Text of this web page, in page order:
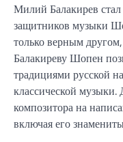
Милий Балакирев
защитников музыки
только верным
Балакиреву Шопен
традициями русской
классической
композитора на
включая его